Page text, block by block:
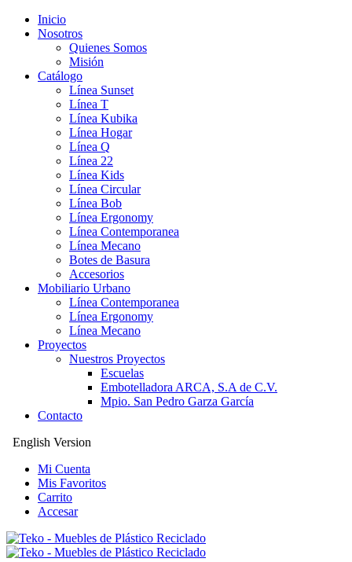
Inicio
Nosotros
Quienes Somos
Misión
Catálogo
Línea Sunset
Línea T
Línea Kubika
Línea Hogar
Línea Q
Línea 22
Línea Kids
Línea Circular
Línea Bob
Línea Ergonomy
Línea Contemporanea
Línea Mecano
Botes de Basura
Accesorios
Mobiliario Urbano
Línea Contemporanea
Línea Ergonomy
Línea Mecano
Proyectos
Nuestros Proyectos
Escuelas
Embotelladora ARCA, S.A de C.V.
Mpio. San Pedro Garza García
Contacto
English Version
Mi Cuenta
Mis Favoritos
Carrito
Accesar